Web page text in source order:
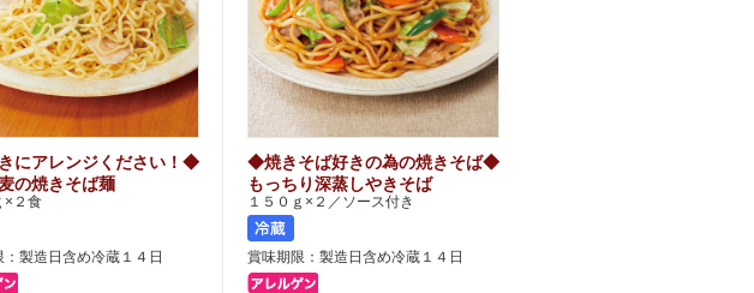
にアレンジください！◆
の焼きそば麺
×２食
：製造日含め冷蔵１４日
◆焼きそば好きの為の焼きそば◆
もっちり深蒸しやきそば
１５０ｇ×２／ソース付き
賞味期限：製造日含め冷蔵１４日